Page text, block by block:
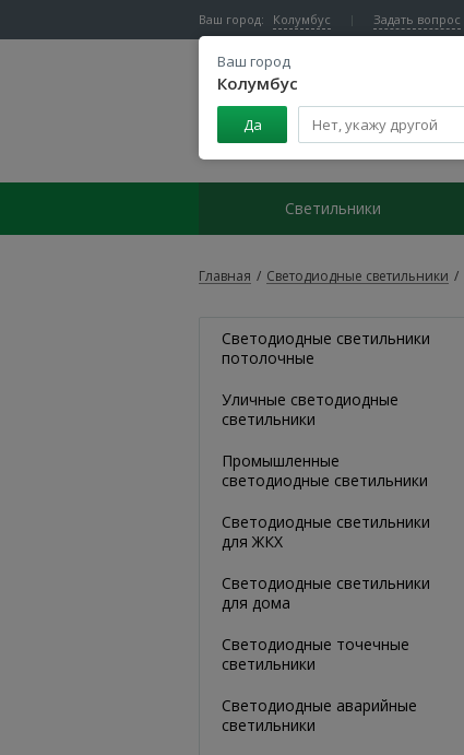
Ваш город: Колумбус
Ваш город
Колумбус
Да
Задать вопрос
Центр светодиодного освещения
Светильники
Главная / Светодиодные светильники /
Светодиодные светильники
потолочные
Уличные светодиодные
светильники
Промышленные
светодиодные светильники
Светодиодные светильники
для ЖКХ
Светодиодные светильники
для дома
Светодиодные точечные
светильники
Светодиодные аварийные
светильники